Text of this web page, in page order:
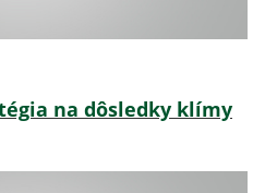
na dôsledky klímy